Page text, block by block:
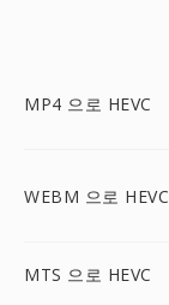
MP4 으로 HEVC
WEBM 으로 HEVC
MTS 으로 HEVC